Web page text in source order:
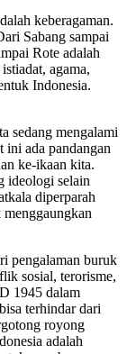
keberagaman.
Sabang sampai
Rote adalah
agama,
Indonesia.
sedang mengalami
ini ada pandangan
ke-ikaan kita.
ideologi selain
diperparah
pengalaman buruk
sosial, terorisme,
1945 dalam
terhindar dari
royong
adalah